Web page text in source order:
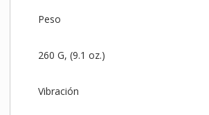
Peso
260 G, (9.1 oz.)
Vibración